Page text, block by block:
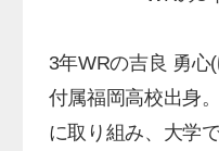
3年WRの吉良 勇心
付属福岡高校出身
に取り組み、大学